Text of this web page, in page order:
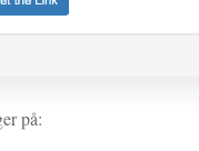
på: